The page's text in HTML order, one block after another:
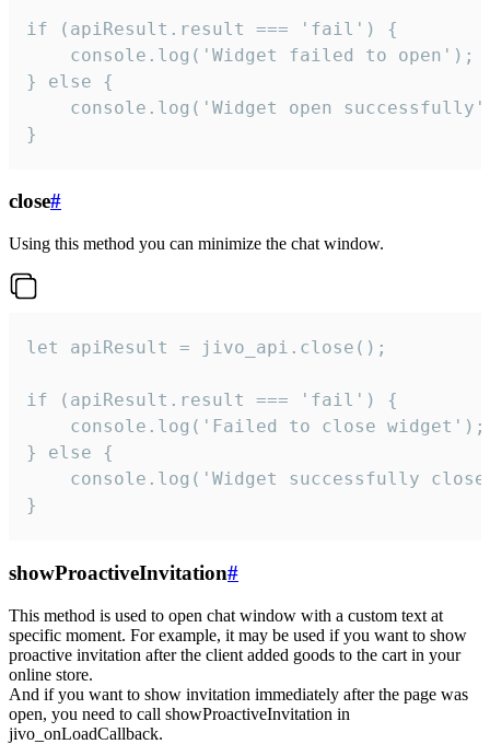
if (apiResult.result === 'fail') {
    console.log('Widget failed to open');
} else {
console.log('Widget open
}
close#
Using this method you can minimize the chat window.
let apiResult = jivo_api.close();
if (apiResult.result === 'fail') {
    console.log('Failed to close widget');
} else {
console.log('Widget successfully
}
showProactiveInvitation#
This method is used to open chat window with a custom text at
specific moment. For example, it may be used if you want to show
proactive invitation after the client added goods to the cart in your
online store.
And if you want to show invitation immediately after the page was
open, you need to call showProactiveInvitation in
jivo_onLoadCallback.